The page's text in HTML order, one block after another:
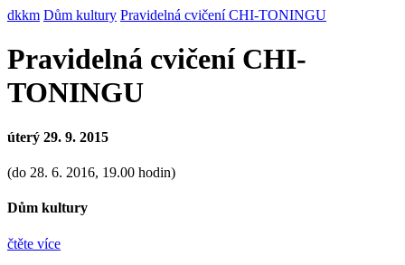
dkkm Dům kultury Pravidelná cvičení CHI-TONINGU
Pravidelná cvičení CHI-
TONINGU
úterý 29. 9. 2015
(do 28. 6. 2016, 19.00 hodin)
Dům kultury
čtěte více